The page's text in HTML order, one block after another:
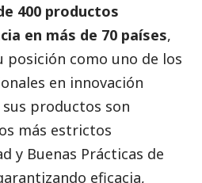
400 productos
en más de 70 países,
posición como uno de los
en innovación
productos son
más estrictos
y Buenas Prácticas de
eficacia,